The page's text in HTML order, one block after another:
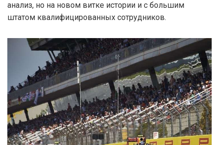
анализ, но на новом витке истории и с большим
штатом квалифицированных сотрудников.